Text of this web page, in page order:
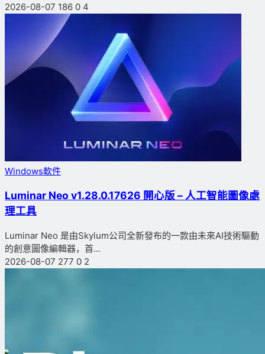
2026-08-07 186 0 4
Windows軟件
Luminar Neo v1.28.0.17626 開心版 – 人工智能圖像處
理工具
Luminar Neo 是由Skylum公司全新發布的一款由未來AI技術驅動
的創意圖像編輯器，首...
2026-08-07 277 0 2